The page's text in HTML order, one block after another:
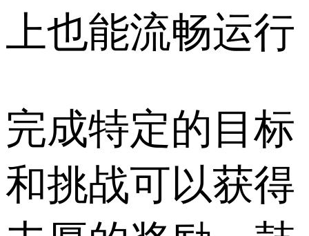
上也能流畅运行
完成特定的目标
和挑战可以获得